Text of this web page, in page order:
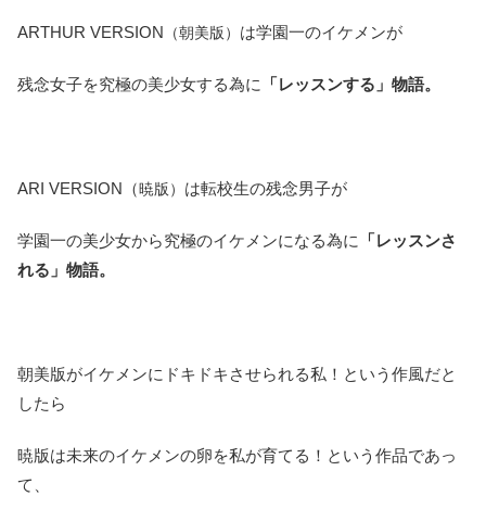
ARTHUR VERSION （朝美版） は学園一のイケメンが
残念女子を究極の美少女する為に 「レッスンする」物語。
ARI VERSION（暁版） は転校生の残念男子が
学園一の美少女から究極のイケメンになる為に
「レッスンさ
れる」物語。
朝美版がイケメンにドキドキさせられる私！という作風だと
したら
暁版は未来のイケメンの卵を私が育てる！という作品であっ
て、